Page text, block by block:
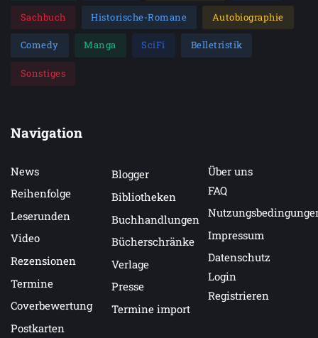
Sachbuch Historische-Romane Autobiographie
Comedy Manga SciFi Belletristik
Sonstiges
Navigation
News
Reihenfolge
Leserunden
Video
Rezensionen
Termine
Coverbewertung
Postkarten
Blogger
Bibliotheken
Buchhandlungen
Bücherschränke
Verlage
Presse
Termine import
Über uns
FAQ
Impressum
Datenschutz
Login
Registrieren